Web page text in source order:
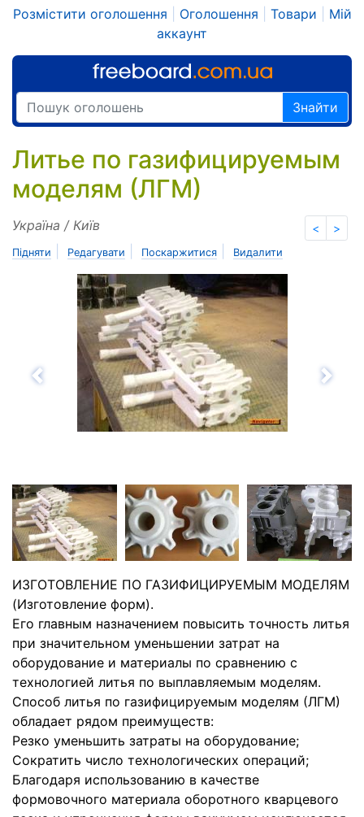
Розмістити оголошення Оголошення Товари
Мій
аккаунт
Знайти
Литье по газифицируемым
моделям (ЛГМ)
< >
Україна / Київ
Підняти Редагувати Поскаржитися Видалити
Назад
ИЗГОТОВЛЕНИЕ ПО ГАЗИФИЦИРУЕМЫМ МОДЕЛЯМ
(Изготовление форм).
Его главным назначением повысить точность литья
при значительном уменьшении затрат на
оборудование и материалы по сравнению с
технологией литья по выплавляемым моделям.
Способ литья по газифицируемым моделям (ЛГМ)
обладает рядом преимуществ:
Резко уменьшить затраты на оборудование;
Сократить число технологических операций;
Благодаря использованию в качестве
формовочного материала оборотного кварцевого